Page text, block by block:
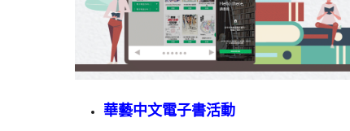
華藝中文電子書活動